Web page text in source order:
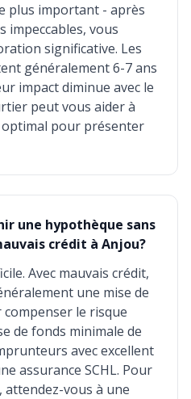
plus important - après
impeccables, vous
significative. Les
généralement 6-7 ans
impact diminue avec le
peut vous aider à
pour présenter
une hypothèque sans
crédit à Anjou?
Avec mauvais crédit,
une mise de
le risque
de fonds minimale de
avec excellent
assurance SCHL. Pour
attendez-vous à une